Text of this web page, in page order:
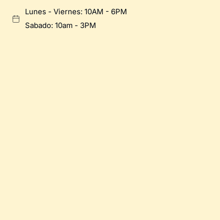
Lunes - Viernes: 10AM - 6PM
Sabado: 10am - 3PM